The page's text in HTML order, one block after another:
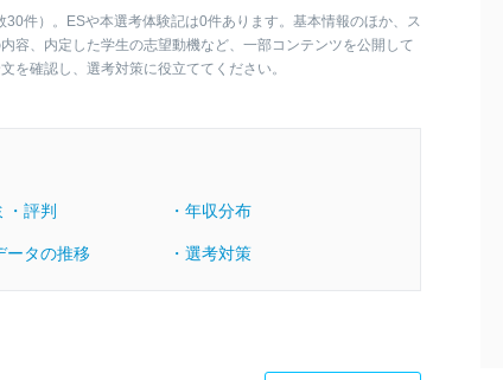
件）。ESや本選考体験記は0件あります。基本情報のほか、ス
容、内定した学生の志望動機など、一部コンテンツを公開して
を確認し、選考対策に役立ててください。
・評判 ・年収分布
ータの推移 ・選考対策